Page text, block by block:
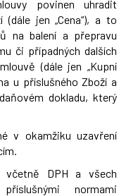
povinen uhradit
jen „Cena“), a to
na balení a přepravu
či případných dalších
(dále jen „Kupní
u příslušného Zboží a
dokladu, který
v okamžiku uzavření
včetně DPH a všech
normami